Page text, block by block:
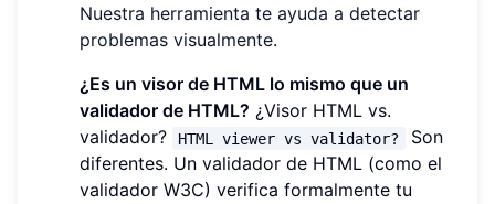
Nuestra herramienta te ayuda a detectar
problemas visualmente.
¿Es un visor de HTML lo mismo que un
validador de HTML? ¿Visor HTML vs.
validador?
HTML viewer vs validator?
Son
diferentes. Un validador de HTML (como el
validador W3C) verifica formalmente tu